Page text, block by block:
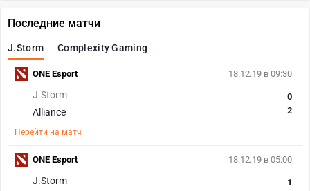
Последние матчи
J.Storm Complexity Gaming
18.12.19 в 09:30
J.Storm
Alliance
0
2
Перейти на матч
ONE Esport
18.12.19 в 05:00
J.Storm
1
ONE Esport